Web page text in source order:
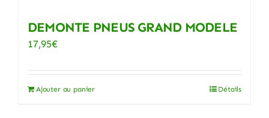
DEMONTE PNEUS GRAND MODELE
17,95€
Ajouter au panier Détails